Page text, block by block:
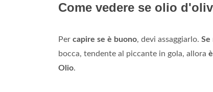
Come vedere se olio
Per capire se è buono, devi assaggiarlo. Se
bocca, tendente al piccante in gola, allora
Olio.